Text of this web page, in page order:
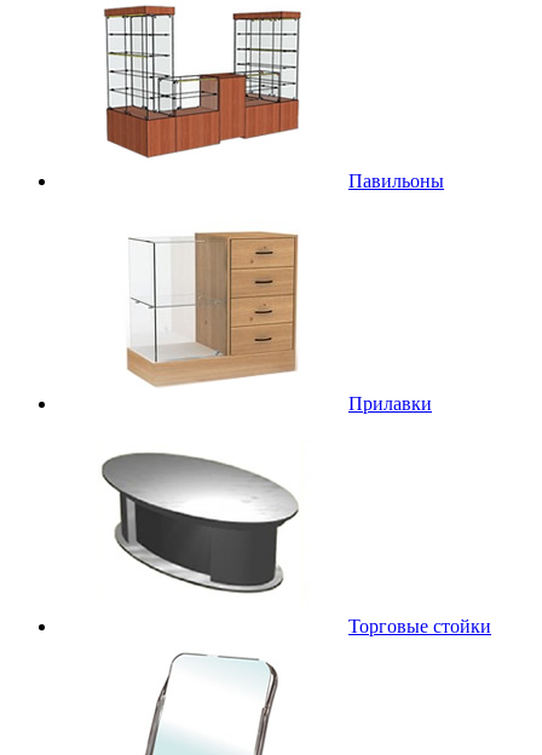
Павильоны
Прилавки
Торговые стойки